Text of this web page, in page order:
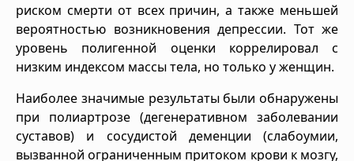
риском смерти от всех причин, а также меньшей
вероятностью возникновения депрессии. Тот же
уровень полигенной оценки коррелировал с
низким индексом массы тела, но только у женщин.
Наиболее значимые результаты были обнаружены
при полиартрозе (дегенеративном заболевании
суставов) и сосудистой деменции (слабоумии,
вызванной ограниченным притоком крови к мозгу,